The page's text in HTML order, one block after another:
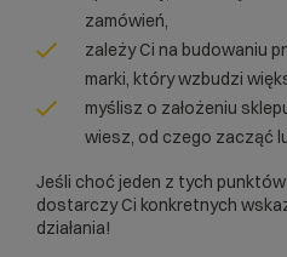
zamówień,
zależy Ci na budowaniu
marki, który wzbudzi
myślisz o założeniu
wiesz, od czego zacząć
Jeśli choć jeden z tych
dostarczy Ci konkretnych
działania!